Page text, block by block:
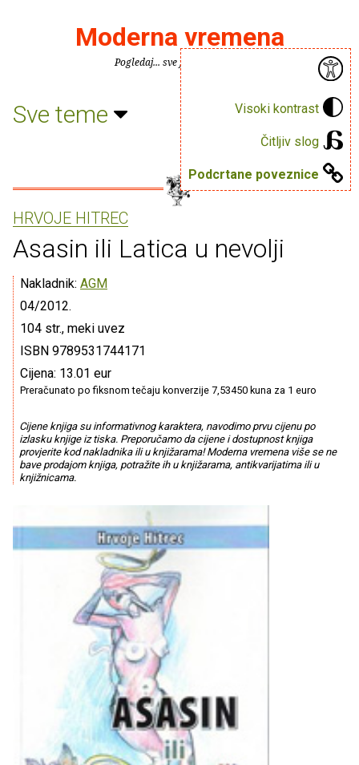
Visoki kontrast
Čitljiv slog
Podcrtane poveznice
Moderna vremena
Pogledaj... sve je puno knjiga.
Sve teme
HRVOJE HITREC
Asasin ili Latica u nevolji
Nakladnik: AGM
04/2012.
104 str., meki uvez
ISBN 9789531744171
Cijena: 13.01 eur
Preračunato po fiksnom tečaju konverzije 7,53450 kuna za 1 euro
Cijene knjiga su informativnog karaktera, navodimo prvu cijenu po
izlasku knjige iz tiska. Preporučamo da cijene i dostupnost knjiga
provjerite kod nakladnika ili u knjižarama! Moderna vremena više se ne
bave prodajom knjiga, potražite ih u knjižarama, antikvarijatima ili u
knjižnicama.